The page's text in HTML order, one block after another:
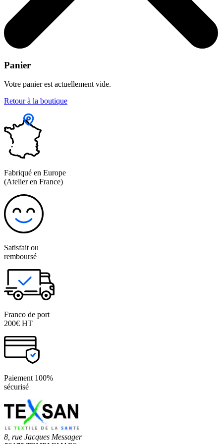
Panier
Votre panier est actuellement vide.
Retour à la boutique
Fabriqué en Europe
(Atelier en France)
Satisfait ou
remboursé
Franco de port
200€ HT
Paiement 100%
sécurisé
8, rue Jacques Messager